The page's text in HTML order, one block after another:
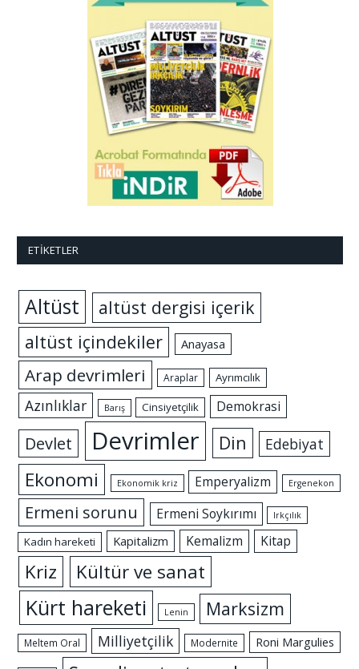
ETIKETLER
Altüst
altüst dergisi içerik
altüst içindekiler
Anayasa
Arap devrimleri Araplar Ayrımcılık
Azınlıklar Barış Cinsiyetçilik Demokrasi
Devlet Devrimler Din Edebiyat
Ekonomi Ekonomik kriz Emperyalizm Ergenekon
Ermeni sorunu Ermeni Soykırımı Irkçılık
Kadın hareketi Kapitalizm Kemalizm Kitap
Kriz Kültür ve sanat
Kürt hareketi Lenin Marksizm
Meltem Oral Milliyetçilik Modernite Roni Margulies